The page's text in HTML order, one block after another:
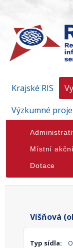
Krajské RIS
Výzkumné
Místní
Dotace
Višňová
Typ sídla: